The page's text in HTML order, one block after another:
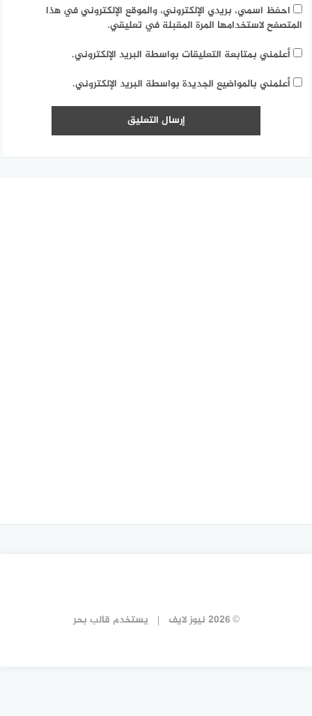
احفظ اسمي، بريدي الإلكتروني، والموقع الإلكتروني في هذا
المتصفح لاستخدامها المرة المقبلة في تعليقي.
أعلمني بمتابعة التعليقات بواسطة البريد الإلكتروني.
أعلمني بالمواضيع الجديدة بواسطة البريد الإلكتروني.
© 2026 نيوز لايف يستخدم قالب بحر